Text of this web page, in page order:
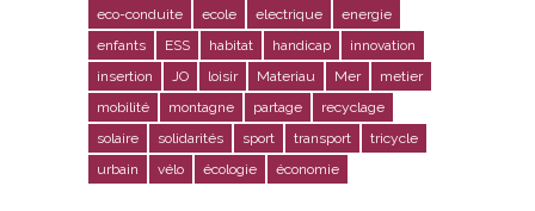
eco-conduite
ecole electrique
energie
enfants
ESS habitat handicap
innovation
insertion
JO loisir Materiau Mer
metier
mobilité
montagne partage
recyclage
solaire
solidarités sport transport
tricycle
urbain
vélo écologie économie